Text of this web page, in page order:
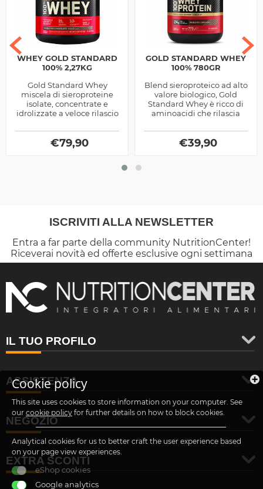
WHEY GOLD STANDARD
100% 2,27KG
Gold Standard Whey
miscela di sieroproteine
isolate, concentrate e
idrolizzate a veloce rilascio
nel post allenamento,
prodotta...
€79,90
GOLD STANDARD WHEY
100% 780GR
Blend sieroproteico ad alto
valore biologico, Gold
Standard Whey è ricco di
aminoacidi che rilascia
€39,90
ISCRIVITI ALLA NEWSLETTER
Entra a far parte della community NutritionCenter!
Riceverai novità ed offerte esclusive ogni settimana
IL TUO PROFILO
ASSISTENZA
NEGOZIO
EXTRA SCONTI
Cookie policy
This site uses cookies to store information on your computer. See
our cookie policy for further details on how to block cookies.
Analytical cookies for us to better craft the user experience based
on your page view experiences.
eShop cookies
Google analytics